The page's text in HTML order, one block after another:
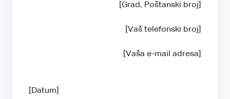
[Grad, Poštanski broj]
[Vaš telefonski broj]
[Vaša e-mail adresa]
[Datum]